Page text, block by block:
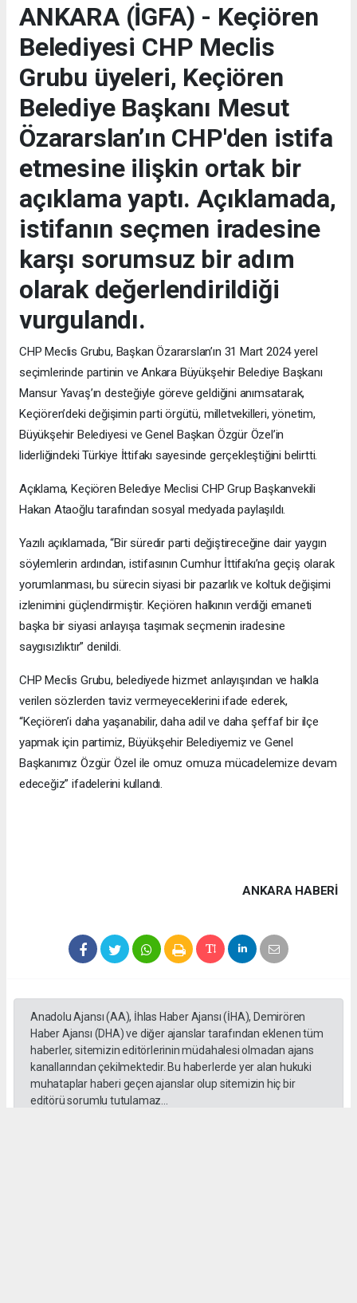
ANKARA (İGFA) - Keçiören
Belediyesi CHP Meclis
Grubu üyeleri, Keçiören
Belediye Başkanı Mesut
Özararslan’ın CHP'den istifa
etmesine ilişkin ortak bir
açıklama yaptı. Açıklamada,
istifanın seçmen iradesine
karşı sorumsuz bir adım
olarak değerlendirildiği
vurgulandı.
CHP Meclis Grubu, Başkan Özararslan’ın 31 Mart 2024 yerel
seçimlerinde partinin ve Ankara Büyükşehir Belediye Başkanı
Mansur Yavaş’ın desteğiyle göreve geldiğini anımsatarak,
Keçiören’deki değişimin parti örgütü, milletvekilleri, yönetim,
Büyükşehir Belediyesi ve Genel Başkan Özgür Özel’in
liderliğindeki Türkiye İttifakı sayesinde gerçekleştiğini belirtti.
Açıklama, Keçiören Belediye Meclisi CHP Grup Başkanvekili
Hakan Ataoğlu tarafından sosyal medyada paylaşıldı.
Yazılı açıklamada, “Bir süredir parti değiştireceğine dair yaygın
söylemlerin ardından, istifasının Cumhur İttifakı’na geçiş olarak
yorumlanması, bu sürecin siyasi bir pazarlık ve koltuk değişimi
izlenimini güçlendirmiştir. Keçiören halkının verdiği emaneti
başka bir siyasi anlayışa taşımak seçmenin iradesine
saygısızlıktır” denildi.
CHP Meclis Grubu, belediyede hizmet anlayışından ve halkla
verilen sözlerden taviz vermeyeceklerini ifade ederek,
“Keçiören’i daha yaşanabilir, daha adil ve daha şeffaf bir ilçe
yapmak için partimiz, Büyükşehir Belediyemiz ve Genel
Başkanımız Özgür Özel ile omuz omuza mücadelemize devam
edeceğiz” ifadelerini kullandı.
ANKARA HABERİ
Anadolu Ajansı (AA), İhlas Haber Ajansı (İHA), Demirören
Haber Ajansı (DHA) ve diğer ajanslar tarafından eklenen tüm
haberler, sitemizin editörlerinin müdahalesi olmadan ajans
kanallarından çekilmektedir. Bu haberlerde yer alan hukuki
muhataplar haberi geçen ajanslar olup sitemizin hiç bir
editörü sorumlu tutulamaz...